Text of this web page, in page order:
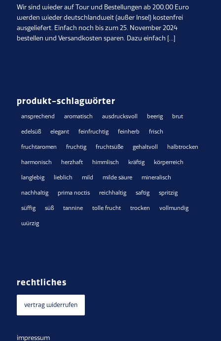
Wir sind wieder auf Tour und Bestellungen ab 200,00 Euro
werden wieder deutschlandweit (außer Insel) kostenfrei
ausgeliefert. Einfach noch bis zum 25. November 2024
bestellen und Versandkosten sparen. Dazu einfach […]
produkt-schlagwörter
ansprechend aromatisch ausdrucksvoll beerig brut
edelsüß elegant feinfruchtig feinherb frisch
fruchtaromen fruchtig fruchtsüße gehaltvoll halbtrocken
harmonisch herzhaft himmlisch kräftig körperreich
langlebig lieblich mild milde säure mineralisch
nachhaltig prima noctis reichhaltig saftig spritzig
süffig süß tannine tolle frucht trocken vollmundig
würzig
rechtliches
vertrag widerrufen
impressum